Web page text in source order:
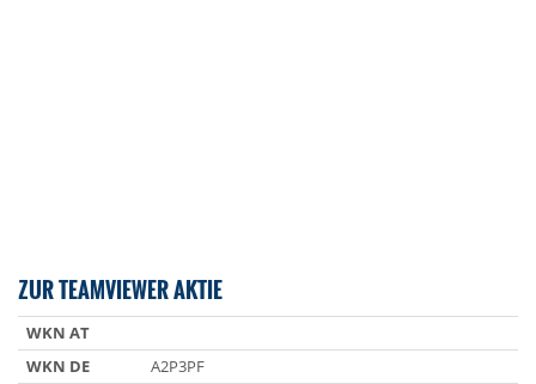
ZUR TEAMVIEWER AKTIE
WKN AT
WKN DE
A2P3PF